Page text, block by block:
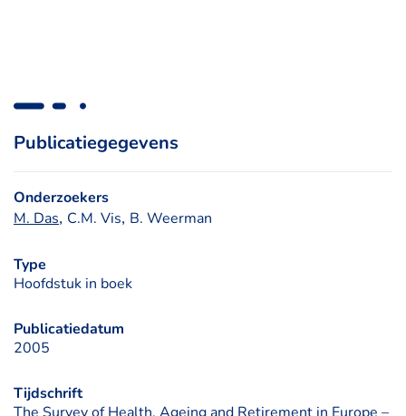
Publicatiegegevens
Onderzoekers
M. Das, C.M. Vis, B. Weerman
Type
Hoofdstuk in boek
Publicatiedatum
2005
Tijdschrift